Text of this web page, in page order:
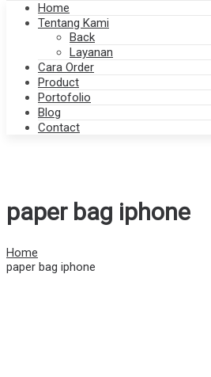
Home
Tentang Kami
Back
Layanan
Cara Order
Product
Portofolio
Blog
Contact
paper bag iphone
Home
paper bag iphone